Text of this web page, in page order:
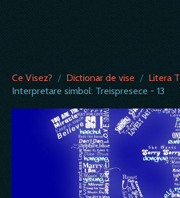
Ce Visez? / Dictionar de vise / Litera T
Interpretare simbol: Treispresece - 13